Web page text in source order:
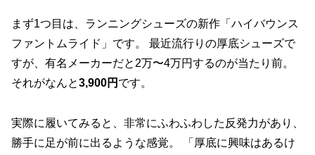
まず1つ目は、ランニングシューズの新作「ハイバウンス
ファントムライド」です。 最近流行りの厚底シューズで
すが、有名メーカーだと2万〜4万円するのが当たり前。
それがなんと3,900円 です。
実際に履いてみると、非常にふわふわした反発力があり、
勝手に足が前に出るような感覚。 「厚底に興味はあるけ